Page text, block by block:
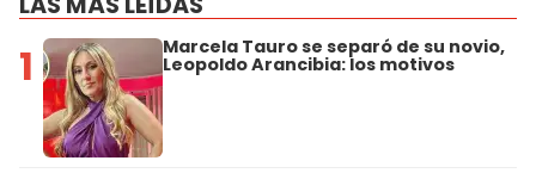
1 Marcela Tauro se separó de su novio,
Leopoldo Arancibia: los motivos